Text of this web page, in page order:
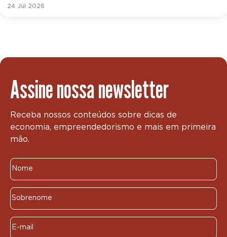
24 Jul 2026
Assine nossa newsletter
Receba nossos conteúdos sobre dicas de
economia, empreendedorismo e mais em primeira
mão.